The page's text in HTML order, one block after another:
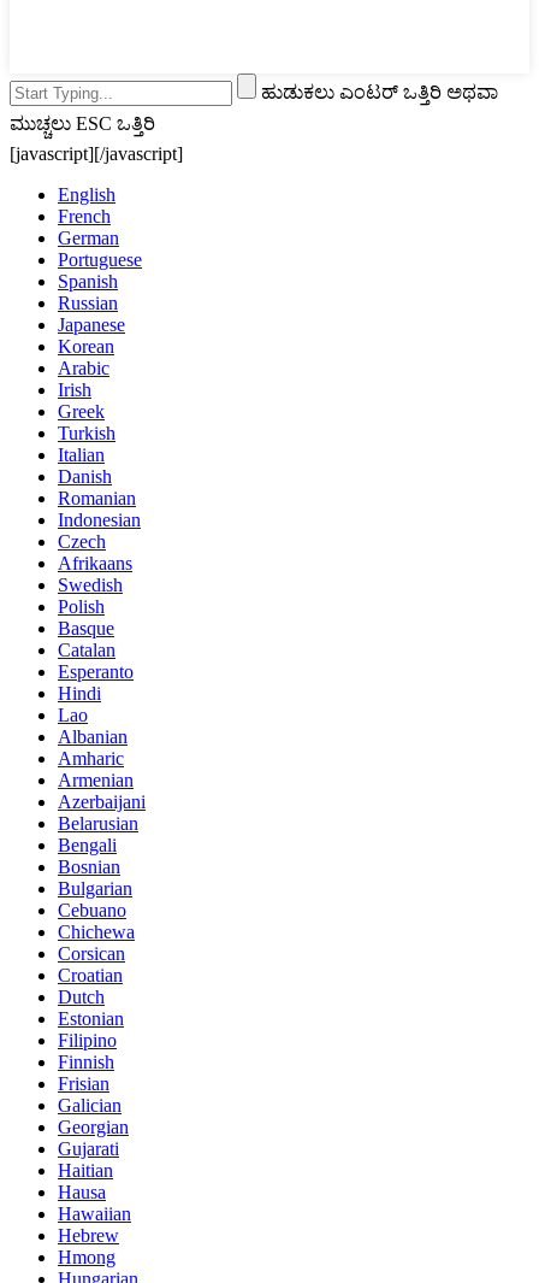
ಹುಡುಕಲು ಎಂಟರ್ ಒತ್ತಿರಿ ಅಥವಾ
ಮುಚ್ಚಲು ESC ಒತ್ತಿರಿ
[javascript][/javascript]
English
French
German
Portuguese
Spanish
Russian
Japanese
Korean
Arabic
Irish
Greek
Turkish
Italian
Danish
Romanian
Indonesian
Czech
Afrikaans
Swedish
Polish
Basque
Catalan
Esperanto
Hindi
Lao
Albanian
Amharic
Armenian
Azerbaijani
Belarusian
Bengali
Bosnian
Bulgarian
Cebuano
Chichewa
Corsican
Croatian
Dutch
Estonian
Filipino
Finnish
Frisian
Galician
Georgian
Gujarati
Haitian
Hausa
Hawaiian
Hebrew
Hmong